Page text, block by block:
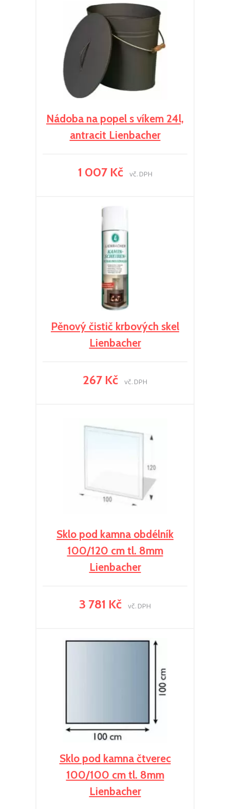
Nádoba na popel s víkem 24l,
antracit Lienbacher
1 007 Kč vč. DPH
Pěnový čistič krbových skel
Lienbacher
267 Kč vč. DPH
Sklo pod kamna obdélník
100/120 cm tl. 8mm
Lienbacher
3 781 Kč vč. DPH
Sklo pod kamna čtverec
100/100 cm tl. 8mm
Lienbacher